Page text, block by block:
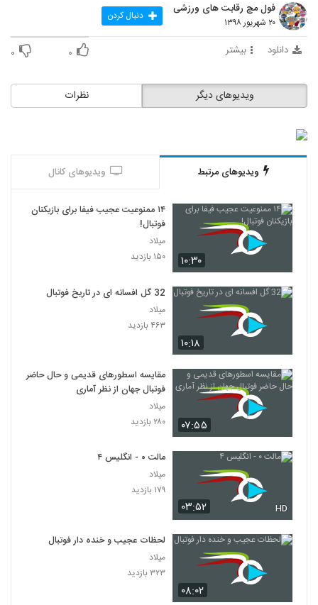
فول مچ رقابت های ورزشی
۲۰ شهریور ۱۳۹۸ دنبال کردن
دانلود بیشتر ۰ ۰
نظرات ویدیوهای دیگر
ویدیوهای مرتبط ویدیوهای کانال
۱۰:۳۰
۱۴ ممنوعیت عجیب فیفا برای بازیکنان
فوتبال!
میلاد
۱۵۰ بازدید
۱۰:۱۸
32 گل افسانه ای در تاریخ فوتبال
میلاد
۴۶۳ بازدید
۰۷:۵۵
مقایسه اسطورهای قدیمی و حال حاضر
فوتبال جهان از نظر آماری
میلاد
۲۸۰ بازدید
۰۳:۵۲ HD
مالت ۰ - انگلیس ۴
میلاد
۱۷۹ بازدید
۰۸:۰۲
لحظات عجیب و خنده دار فوتبال
میلاد
۳۲۳ بازدید